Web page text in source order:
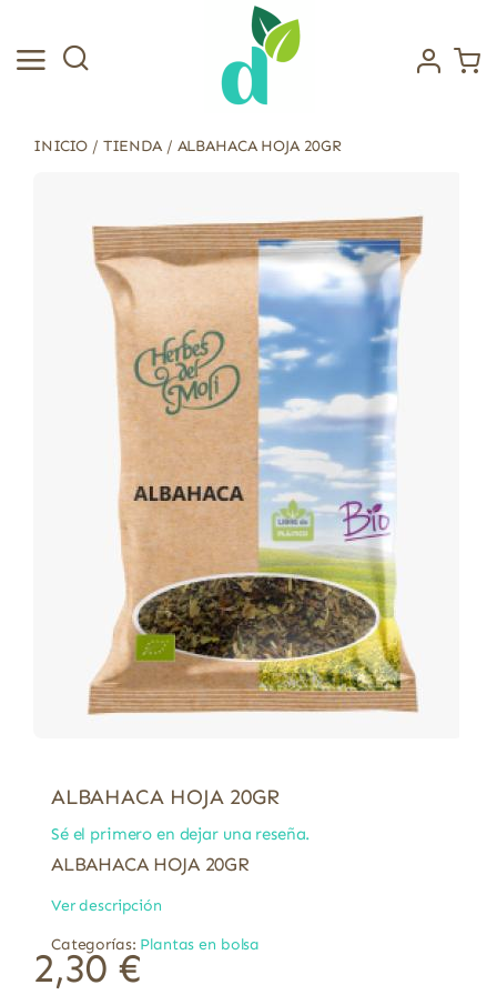
contenido
INICIO / TIENDA/ ALBAHACA HOJA 20GR
ALBAHACA HOJA 20GR
Sé el primero en dejar una reseña.
ALBAHACA HOJA 20GR
Ver descripción
Categorías: Plantas en bolsa
2,30 €